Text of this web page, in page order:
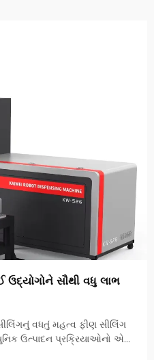
ઉદ્યોગોને સૌથી વધુ લાભ
વધતું મહત્વ ફીણ સીલિંગ
ઉત્પાદન પ્રક્રિયાઓનો એક